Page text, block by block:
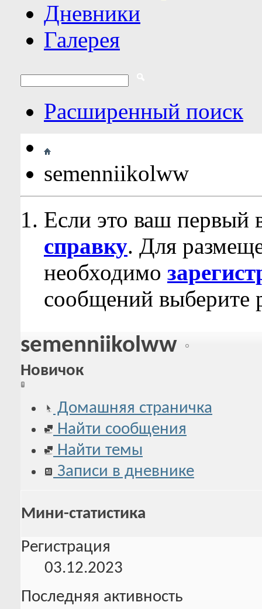
Дневники
Галерея
Расширенный поиск
semenniikolww
Если это ваш первый
справку. Для
необходимо
сообщений выберите
semenniikolww
Новичок
Домашняя страничка
Найти сообщения
Найти темы
Записи в дневнике
Мини-статистика
Регистрация
03.12.2023
Последняя активность